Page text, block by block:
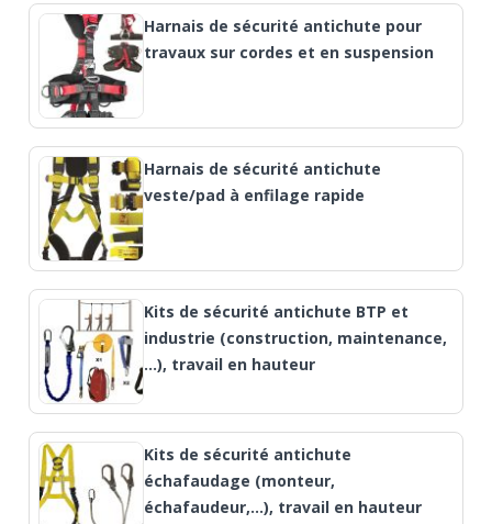
Harnais de sécurité antichute pour
travaux sur cordes et en suspension
Harnais de sécurité antichute
veste/pad à enfilage rapide
Kits de sécurité antichute BTP et
industrie (construction, maintenance,
…), travail en hauteur
Kits de sécurité antichute
échafaudage (monteur,
échafaudeur,...), travail en hauteur